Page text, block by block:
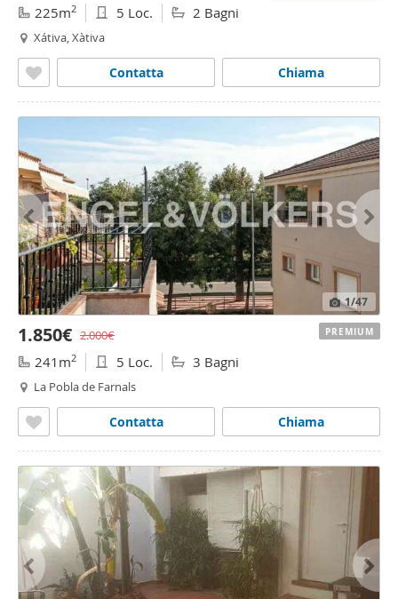
225m2 5 Loc. 2 Bagni
Xátiva, Xàtiva
Chiama
Contatta
1/47
1.850€ 2.000€
241m2 5 Loc. 3 Bagni
La Pobla de Farnals
Chiama
Contatta
PREMIUM